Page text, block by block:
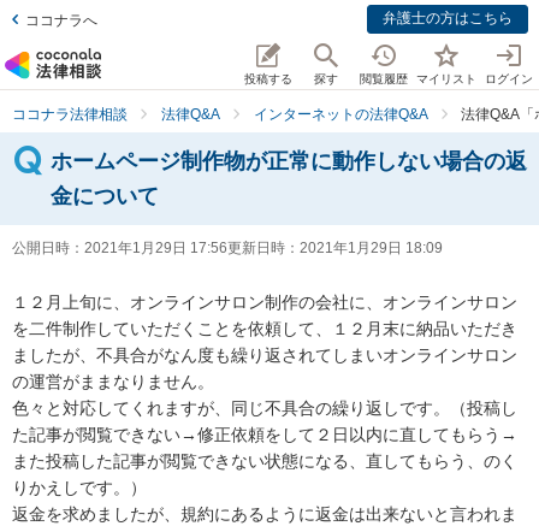
ココナラへ 弁護士の方はこちら
投稿する 探す 閲覧履歴 マイリスト ログイン
ココナラ法律相談 法律Q&A インターネットの法律Q&A 法律Q&A
ホームページ制作物が正常に動作しない場合の返
金について
公開日時： 2021年1月29日 17:56更新日時： 2021年1月29日 18:09
１２月上旬に、オンラインサロン制作の会社に、オンラインサロン
を二件制作していただくことを依頼して、１２月末に納品いただき
ましたが、不具合がなん度も繰り返されてしまいオンラインサロン
の運営がままなりません。
色々と対応してくれますが、同じ不具合の繰り返しです。（投稿し
た記事が閲覧できない→修正依頼をして２日以内に直してもらう→
また投稿した記事が閲覧できない状態になる、直してもらう、のく
りかえしです。）
返金を求めましたが、規約にあるように返金は出来ないと言われま